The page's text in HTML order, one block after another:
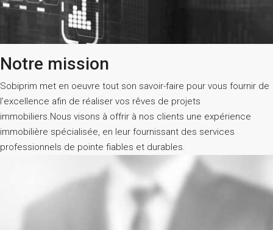
Notre mission
Sobiprim met en oeuvre tout son savoir-faire pour vous fournir de
l’excellence afin de réaliser vos rêves de projets
immobiliers.Nous visons à offrir à nos clients une expérience
immobilière spécialisée, en leur fournissant des services
professionnels de pointe fiables et durables.